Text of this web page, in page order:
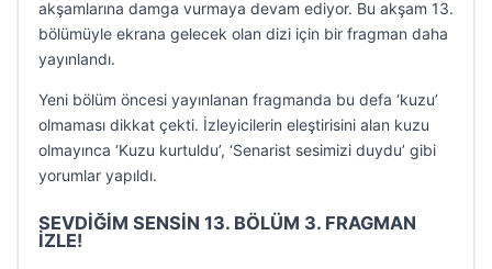
akşamlarına damga vurmaya devam ediyor. Bu akşam 13.
bölümüyle ekrana gelecek olan dizi için bir fragman daha
yayınlandı.
Yeni bölüm öncesi yayınlanan fragmanda bu defa ‘kuzu’
olmaması dikkat çekti. İzleyicilerin eleştirisini alan kuzu
olmayınca ‘Kuzu kurtuldu’, ‘Senarist sesimizi duydu’ gibi
yorumlar yapıldı.
SEVDİĞİM SENSİN 13. BÖLÜM 3. FRAGMAN
İZLE!